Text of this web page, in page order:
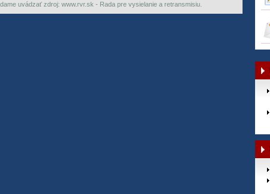
uvádzať zdroj: www.rvr.sk - Rada pre vysielanie a retransmisiu.